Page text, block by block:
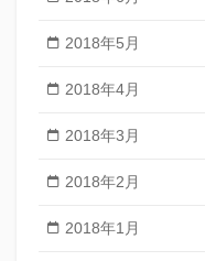
2018年5月
2018年4月
2018年3月
2018年2月
2018年1月